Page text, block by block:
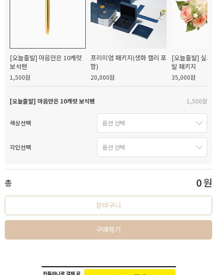
[오늘출발] 마음만은 10캐럿
보석펜
1,500원
프리미엄 패키지(생화 캘리 포
함)
20,000원
[오늘출발] 실크
발 패키지
35,000원
[오늘출발] 마음만은 10캐럿 보석펜 1,500원
색상선택
각인선택
총 0원
장바구니
구매하기